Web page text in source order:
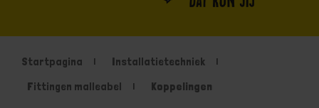
Startpagina
Installatietechniek
Fittingen malleabel
Koppelingen